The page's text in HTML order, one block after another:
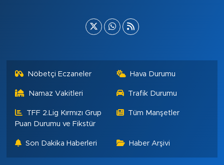
Nöbetçi Eczaneler Hava Durumu
Namaz Vakitleri Trafik Durumu
TFF 2.Lig Kırmızı Grup
Puan Durumu ve Fikstür
Tüm Manşetler
Son Dakika Haberleri Haber Arşivi